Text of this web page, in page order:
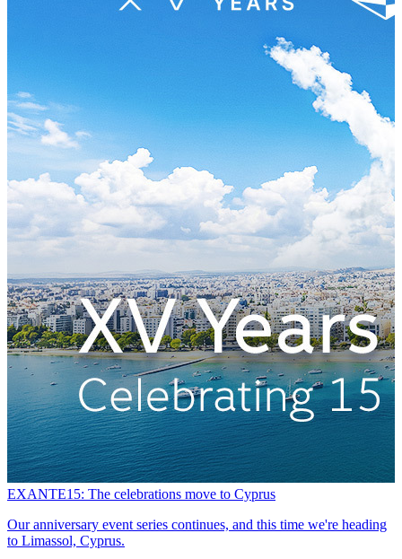
EXANTE15: The celebrations move to Cyprus
Our anniversary event series continues, and this time we're heading
to Limassol, Cyprus.